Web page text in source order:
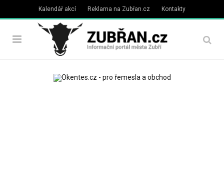
Kalendář akcí Reklama na Zubřan.cz Kontakty